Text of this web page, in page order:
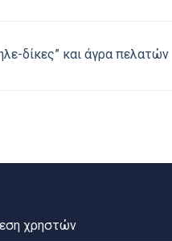
δίκες” και άγρα πελατών
χρηστών